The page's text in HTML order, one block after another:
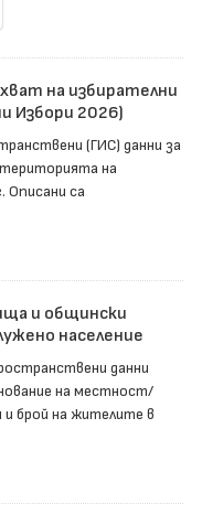
на избирателни
Избори 2026)
(ГИС) данни за
на
Описани са
и общински
население
данни
на местност/
брой на жителите в